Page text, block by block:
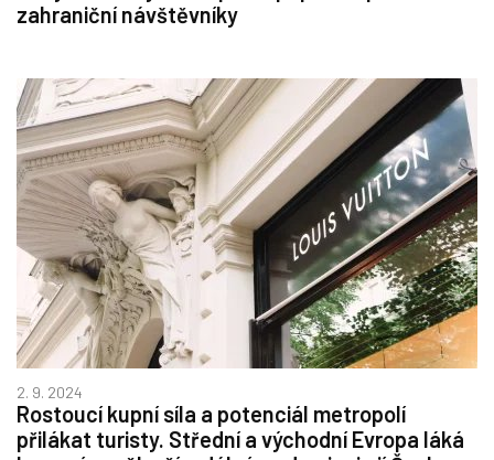
zahraniční návštěvníky
2. 9. 2024
Rostoucí kupní síla a potenciál metropolí
přilákat turisty. Střední a východní Evropa láká